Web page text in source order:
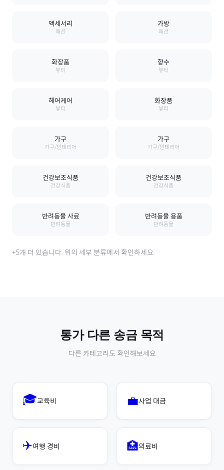
액세서리
패션
가방
패션
화장품
뷰티
향수
뷰티
헤어케어
뷰티
화장품
뷰티
가구
가구/인테리어
가구
가구/인테리어
건강보조식품
건강식품
건강보조식품
건강식품
반려동물 사료
반려동물
반려동물 용품
반려동물
+5개 더 있습니다. 위의 세부 분류에서 확인하세요.
통가다른 송금 목적
다른 카테고리도 확인해보세요
🎓교육비 💼사업 대금
✈️여행 경비 🏥의료비